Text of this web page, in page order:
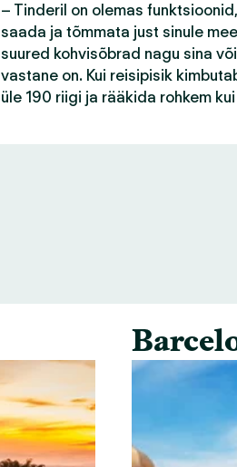
– Tinderil on olemas
saada ja tõmmata just sinule
suured kohvisõbrad nagu sina
vastane on. Kui reisipisik
üle 190 riigi ja rääkida rohkem